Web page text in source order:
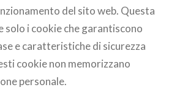
del sito web. Questa
solo i cookie che garantiscono
e caratteristiche di sicurezza
cookie non memorizzano
personale.